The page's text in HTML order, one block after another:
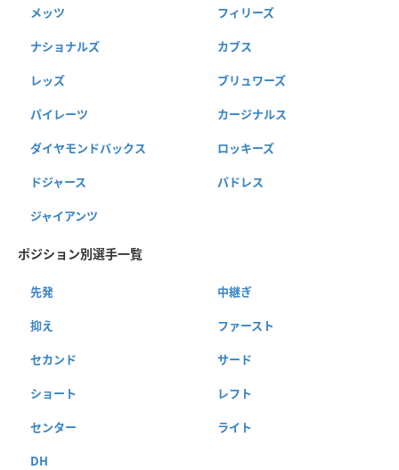
メッツ フィリーズ
ナショナルズ カブス
レッズ ブリュワーズ
パイレーツ カージナルス
ダイヤモンドバックス ロッキーズ
ドジャース パドレス
ジャイアンツ
ポジション別選手一覧
先発 中継ぎ
抑え ファースト
セカンド サード
ショート レフト
センター ライト
DH